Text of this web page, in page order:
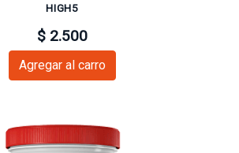
HIGH5
$ 2.500
Agregar al carro